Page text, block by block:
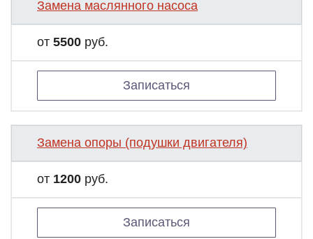
Замена маслянного насоса
от 5500 руб.
Записаться
Замена опоры (подушки двигателя)
от 1200 руб.
Записаться